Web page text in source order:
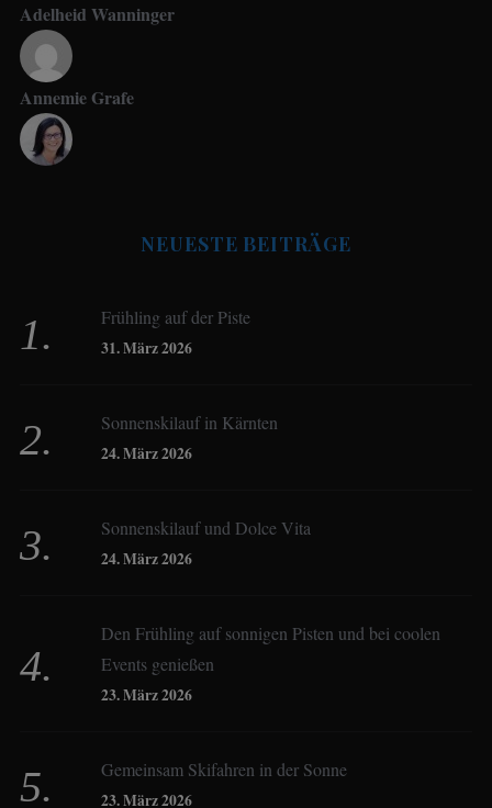
Adelheid Wanninger
Annemie Grafe
Birgit Werner
Christoph Schrahe
Derk Hoberg
Dominique Schroller
NEUESTE BEITRÄGE
Frühling auf der Piste
31. März 2026
Sonnenskilauf in Kärnten
24. März 2026
Sonnenskilauf und Dolce Vita
24. März 2026
Den Frühling auf sonnigen Pisten und bei coolen
Events genießen
23. März 2026
Gemeinsam Skifahren in der Sonne
23. März 2026